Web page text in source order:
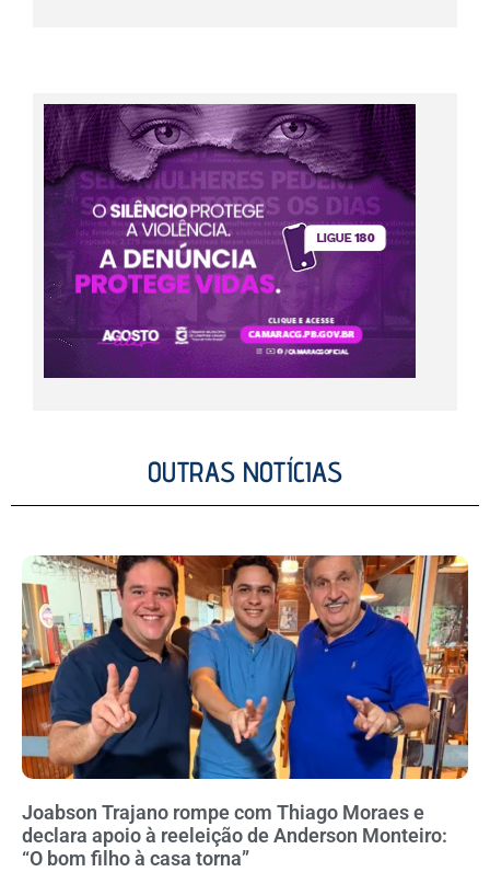
OUTRAS NOTÍCIAS
Joabson Trajano rompe com Thiago Moraes e
declara apoio à reeleição de Anderson Monteiro:
“O bom filho à casa torna”